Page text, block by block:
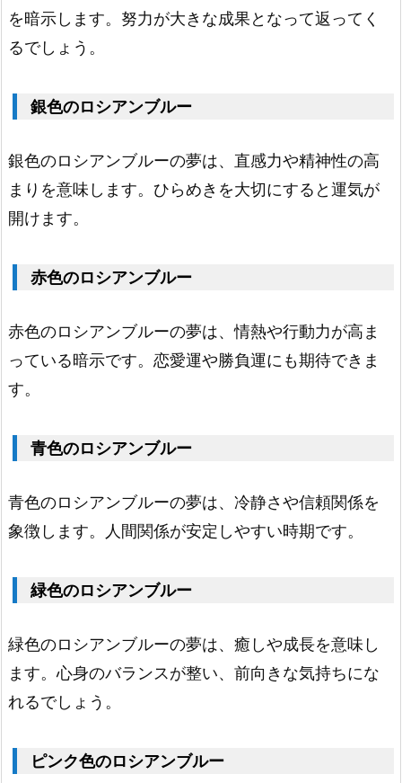
ル
ー
4.
色
ロ
シ
ブ
ー
1.
金
の
ロ
シ
ン
を暗示します。努力が大きな成果となって返ってく
るでしょう。
銀色のロシアンブルー
銀色のロシアンブルーの夢は、直感力や精神性の高
まりを意味します。ひらめきを大切にすると運気が
開けます。
赤色のロシアンブルー
赤色のロシアンブルーの夢は、情熱や行動力が高ま
っている暗示です。恋愛運や勝負運にも期待できま
す。
青色のロシアンブルー
青色のロシアンブルーの夢は、冷静さや信頼関係を
象徴します。人間関係が安定しやすい時期です。
緑色のロシアンブルー
緑色のロシアンブルーの夢は、癒しや成長を意味し
ます。心身のバランスが整い、前向きな気持ちにな
れるでしょう。
ピンク色のロシアンブルー